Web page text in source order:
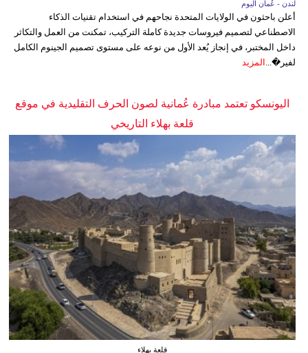
لندن - عُمان اليوم
أعلن باحثون في الولايات المتحدة نجاحهم في استخدام تقنيات الذكاء
الاصطناعي لتصميم فيروسات جديدة كاملة التركيب، تمكنت من العمل والتكاثر
داخل المختبر، في إنجاز يُعد الأول من نوعه على مستوى تصميم الجينوم الكامل
لفير�... المزيد
اليونسكو تعتمد مبادرة عُمانية لصون الحرف التقليدية في موقع
قلعة بهلاء التاريخي
قلعة بهلاء